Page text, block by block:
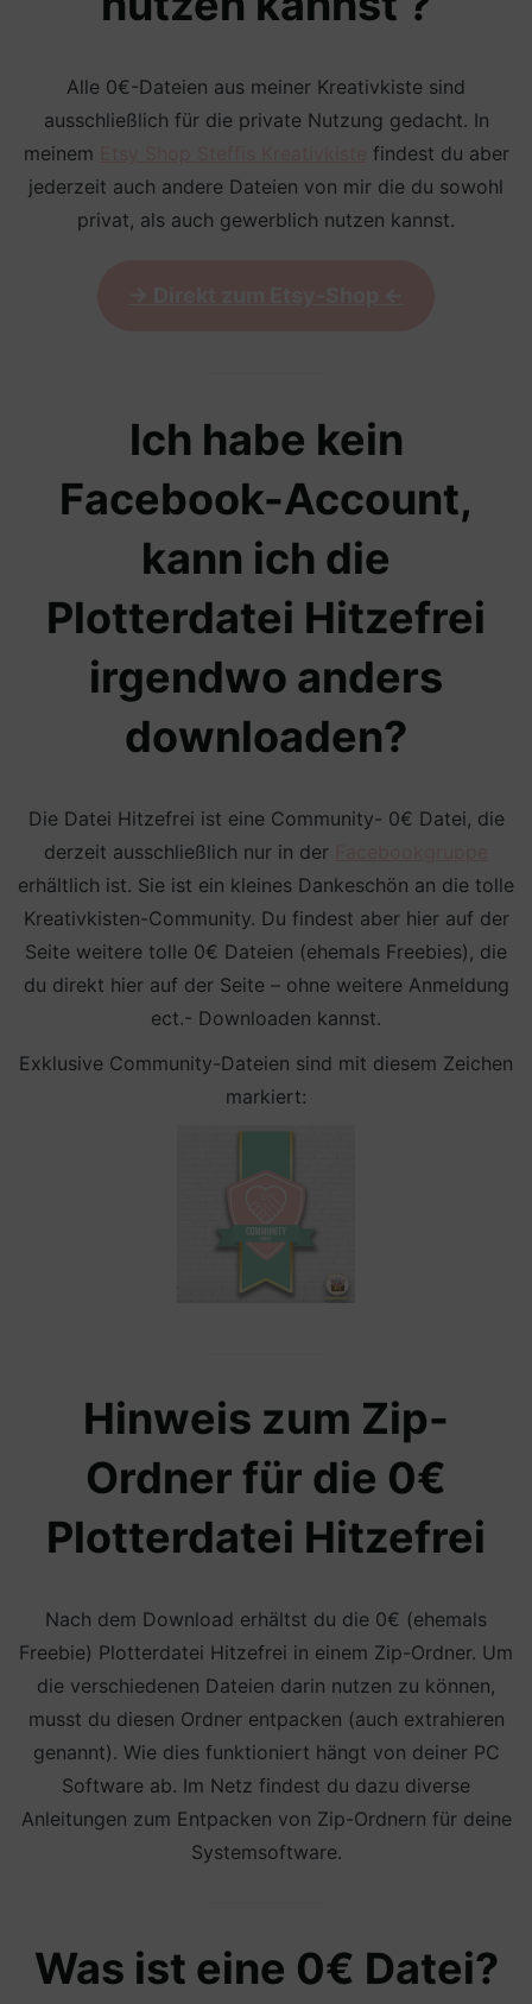
Alle 0€-Dateien aus meiner Kreativkiste sind
ausschließlich für die private Nutzung gedacht. In
meinem
findest du aber
jederzeit auch andere Dateien von mir die du sowohl
privat, als auch gewerblich nutzen kannst.
Ich habe kein
Facebook-Account,
kann ich die
Plotterdatei Hitzefrei
irgendwo anders
downloaden?
Die Datei Hitzefrei ist eine Community- 0€ Datei, die
derzeit ausschließlich nur in der
erhältlich ist. Sie ist ein kleines Dankeschön an die tolle
Kreativkisten-Community. Du findest aber hier auf der
Seite weitere tolle 0€ Dateien (ehemals Freebies), die
du direkt hier auf der Seite – ohne weitere Anmeldung
ect.- Downloaden kannst.
Exklusive Community-Dateien sind mit diesem Zeichen
markiert:
Hinweis zum Zip-
Ordner für die 0€
Plotterdatei Hitzefrei
Nach dem Download erhältst du die 0€ (ehemals
Freebie) Plotterdatei Hitzefrei in einem Zip-Ordner. Um
die verschiedenen Dateien darin nutzen zu können,
musst du diesen Ordner entpacken (auch extrahieren
genannt). Wie dies funktioniert hängt von deiner PC
Software ab. Im Netz findest du dazu diverse
Anleitungen zum Entpacken von Zip-Ordnern für deine
Systemsoftware.
Was ist eine 0€ Datei?